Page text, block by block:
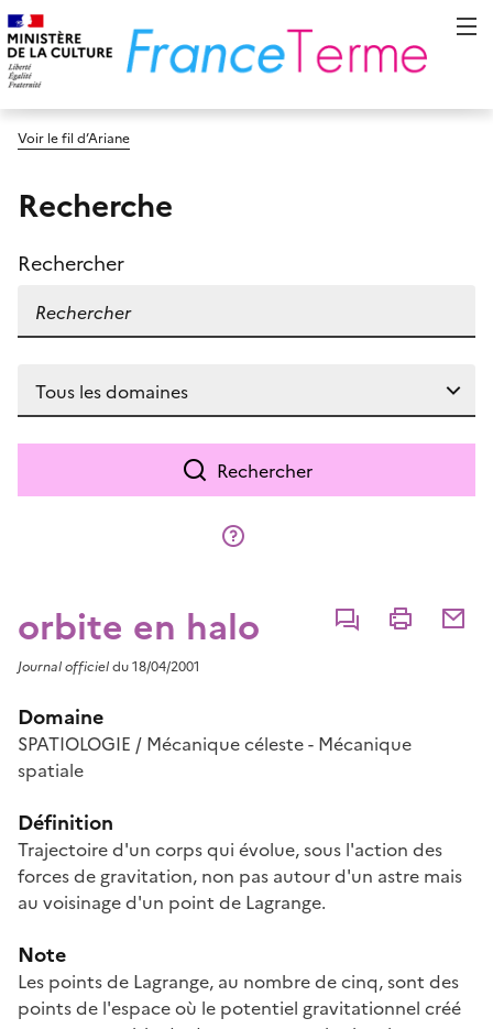
Voir le fil d’Ariane
Recherche
Rechercher
Rechercher
orbite en halo CommenterImprimer
Journal officieldu 18/04/2001
Domaine
SPATIOLOGIE / Mécanique céleste - Mécanique
spatiale
Définition
Trajectoire d'un corps qui évolue, sous l'action des
forces de gravitation, non pas autour d'un astre mais
au voisinage d'un point de Lagrange.
Note
Les points de Lagrange, au nombre de cinq, sont des
points de l'espace où le potentiel gravitationnel créé